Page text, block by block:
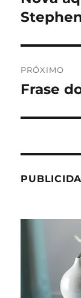
Post
anterior:
PRÓXIMO
Próximo
Frase